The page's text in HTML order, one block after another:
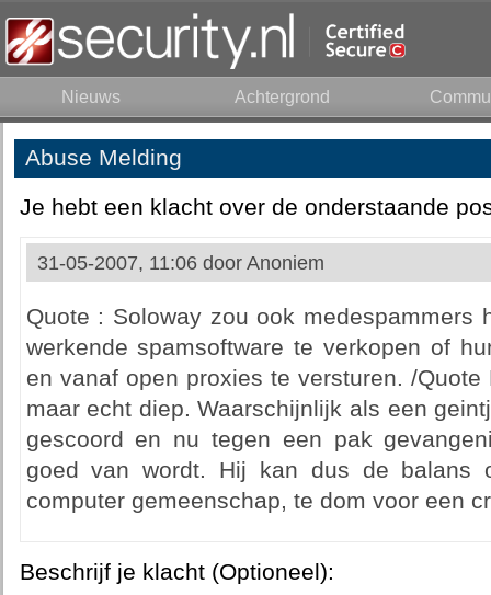
Nieuws Achtergrond
Abuse Melding
Je hebt een klacht over de onderstaande
31-05-2007, 11:06 door Anoniem
Quote : Soloway zou ook medespammers
werkende spamsoftware te verkopen of
en vanaf open proxies te versturen. /
maar echt diep. Waarschijnlijk als een
gescoord en nu tegen een pak
goed van wordt. Hij kan dus de balans
computer gemeenschap, te dom voor een
Beschrijf je klacht (Optioneel):